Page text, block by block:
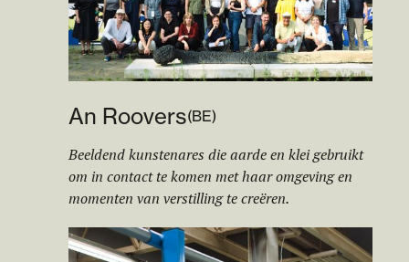
An Roovers(BE)
Beeldend kunstenares die aarde en klei gebruikt
om in contact te komen met haar omgeving en
momenten van verstilling te creëren.